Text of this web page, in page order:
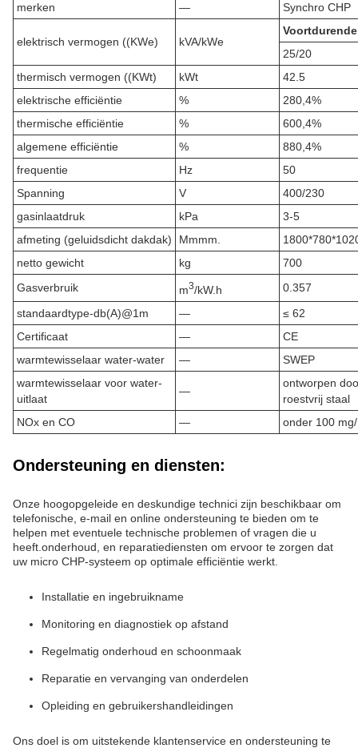
merken
— Synchro CHP
elektrisch vermogen ((KWe) kVA/kWe
25/20
thermisch vermogen ((KWt)
kWt
42.5
elektrische efficiëntie
%
280,4%
thermische efficiëntie
%
600,4%
algemene efficiëntie
%
880,4%
frequentie
Hz
50
Spanning
V
400/230
gasinlaatdruk
kPa
3-5
afmeting (geluidsdicht dakdak)
Mmmm.
netto gewicht
kg
700
Gasverbruik
m3/kW.h
0.357
standaardtype-db(A)@1m
—
≤ 62
Certificaat
—
CE
warmtewisselaar water-water
—
SWEP
warmtewisselaar voor water-
uitlaat
—
ontworpen
roestvrij staal
NOx en CO
— onder 100
Ondersteuning en diensten:
Onze hoogopgeleide en deskundige technici zijn beschikbaar om
telefonische, e-mail en online ondersteuning te bieden om te
helpen met eventuele technische problemen of vragen die u
heeft.onderhoud, en reparatiediensten om ervoor te zorgen dat
uw micro CHP-systeem op optimale efficiëntie werkt.
Installatie en ingebruikname
Monitoring en diagnostiek op afstand
Regelmatig onderhoud en schoonmaak
Reparatie en vervanging van onderdelen
Opleiding en gebruikershandleidingen
Ons doel is om uitstekende klantenservice en ondersteuning te